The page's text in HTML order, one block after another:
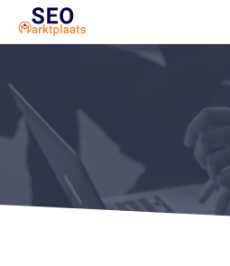
SEO tools
Marketeer bij jou
Offerte
1. Seo voor
2.